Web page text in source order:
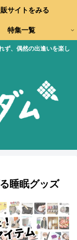
ず、偶然の出逢いを楽し
サイトをみる
特集一覧
睡眠グッズ